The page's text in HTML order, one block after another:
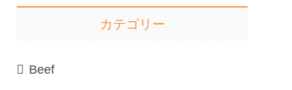
カテゴリー
Beef